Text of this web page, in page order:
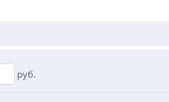
руб.